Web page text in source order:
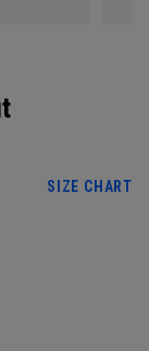
SIZE CHART